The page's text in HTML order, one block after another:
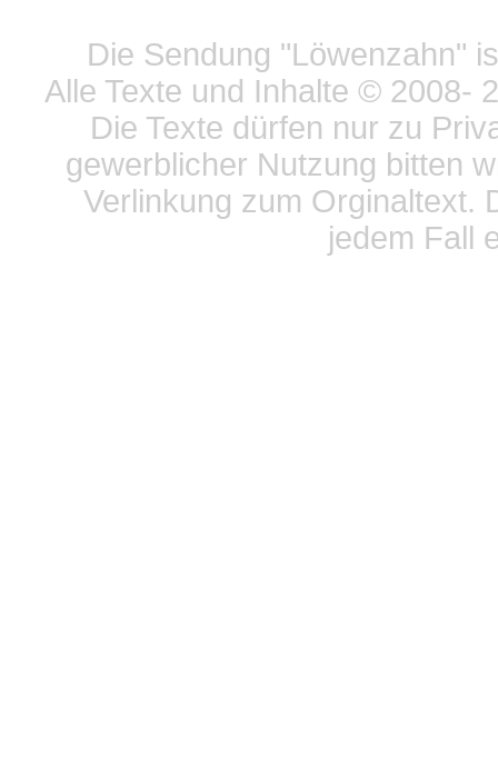
Die Sendung "Löwenzahn"
Alle Texte und Inhalte © 2008-
Die Texte dürfen nur zu
gewerblicher Nutzung bitten
Verlinkung zum Orginaltext.
jedem Fall